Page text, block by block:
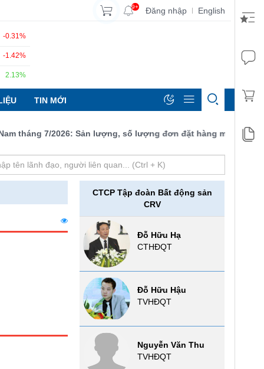
9+ Đăng nhập | English
-0.31%
-1.42%
2.13%
TIN MỚI
tháng 7/2026: Sản lượng, số lượng đơn đặt hàng mới và xuất
CTCP Tập đoàn Bất động sản
CRV
Đỗ Hữu Hạ
CTHĐQT
Đỗ Hữu Hậu
TVHĐQT
Nguyễn Văn Thu
TVHĐQT